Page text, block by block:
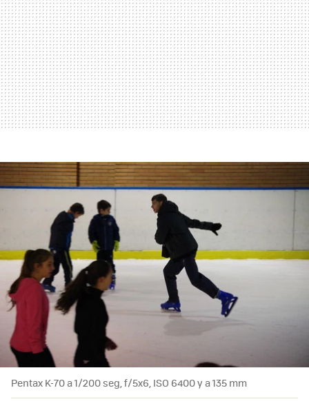
Pentax K-70 a 1/200 seg, f/5x6, ISO 6400 y a 135 mm